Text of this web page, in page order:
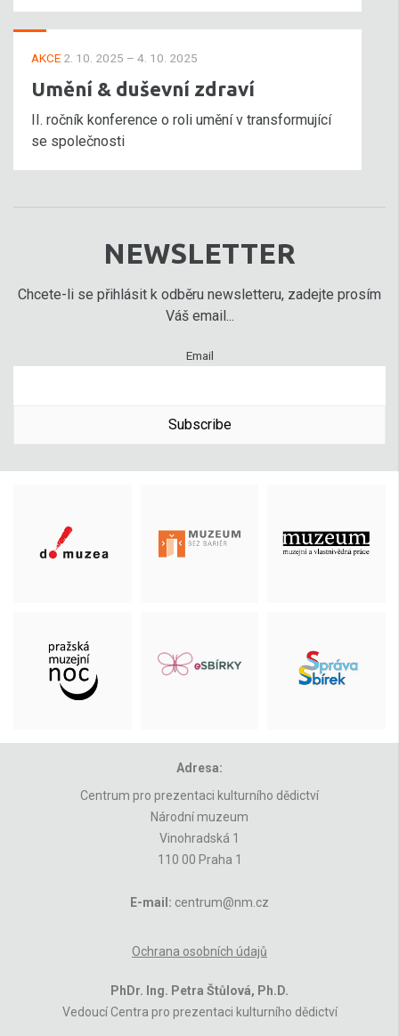
AKCE 2. 10. 2025 – 4. 10. 2025
Umění & duševní zdraví
II. ročník konference o roli umění v transformující
se společnosti
NEWSLETTER
Chcete-li se přihlásit k odběru newsletteru, zadejte prosím
Váš email...
Email
Subscribe
Adresa:
Centrum pro prezentaci kulturního dědictví
Národní muzeum
Vinohradská 1
110 00 Praha 1
E-mail: centrum@nm.cz
Ochrana osobních údajů
PhDr. Ing. Petra Štůlová, Ph.D.
Vedoucí Centra pro prezentaci kulturního dědictví